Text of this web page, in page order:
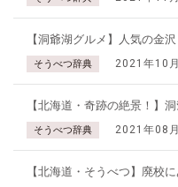
【洞爺湖グルメ】人気の金
そうべつ辞典 2021年10
【北海道・奇跡の絶景！】
そうべつ辞典 2021年08
【北海道・そうべつ】廃校